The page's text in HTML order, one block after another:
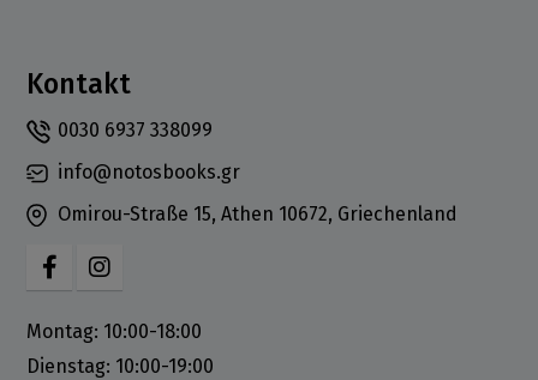
Kontakt
0030 6937 338099
info@notosbooks.gr
Omirou-Straße 15, Athen 10672, Griechenland
Montag: 10:00-18:00
Dienstag: 10:00-19:00